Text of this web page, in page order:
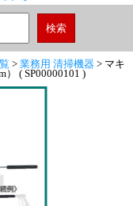
> 業務用 清掃機器 > マキ
( SP00000101 )